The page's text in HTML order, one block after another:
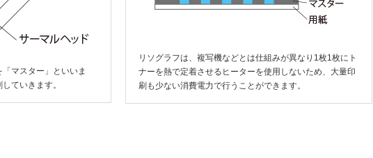
マスター」といいま
ていきます。
リソグラフは、複写機などとは仕組みが異なり1枚1枚にト
ナーを熱で定着させるヒーターを使用しないため、大量印
刷も少ない消費電力で行うことができます。